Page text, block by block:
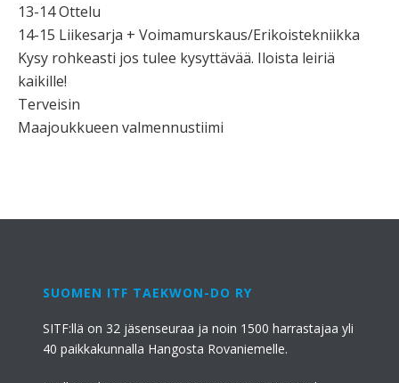
13-14 Ottelu
14-15 Liikesarja + Voimamurskaus/Erikoistekniikka
Kysy rohkeasti jos tulee kysyttävää. Iloista leiriä
kaikille!
Terveisin
Maajoukkueen valmennustiimi
SUOMEN ITF TAEKWON-DO RY
SITF:llä on 32 jäsenseuraa ja noin 1500 harrastajaa yli
40 paikkakunnalla Hangosta Rovaniemelle.